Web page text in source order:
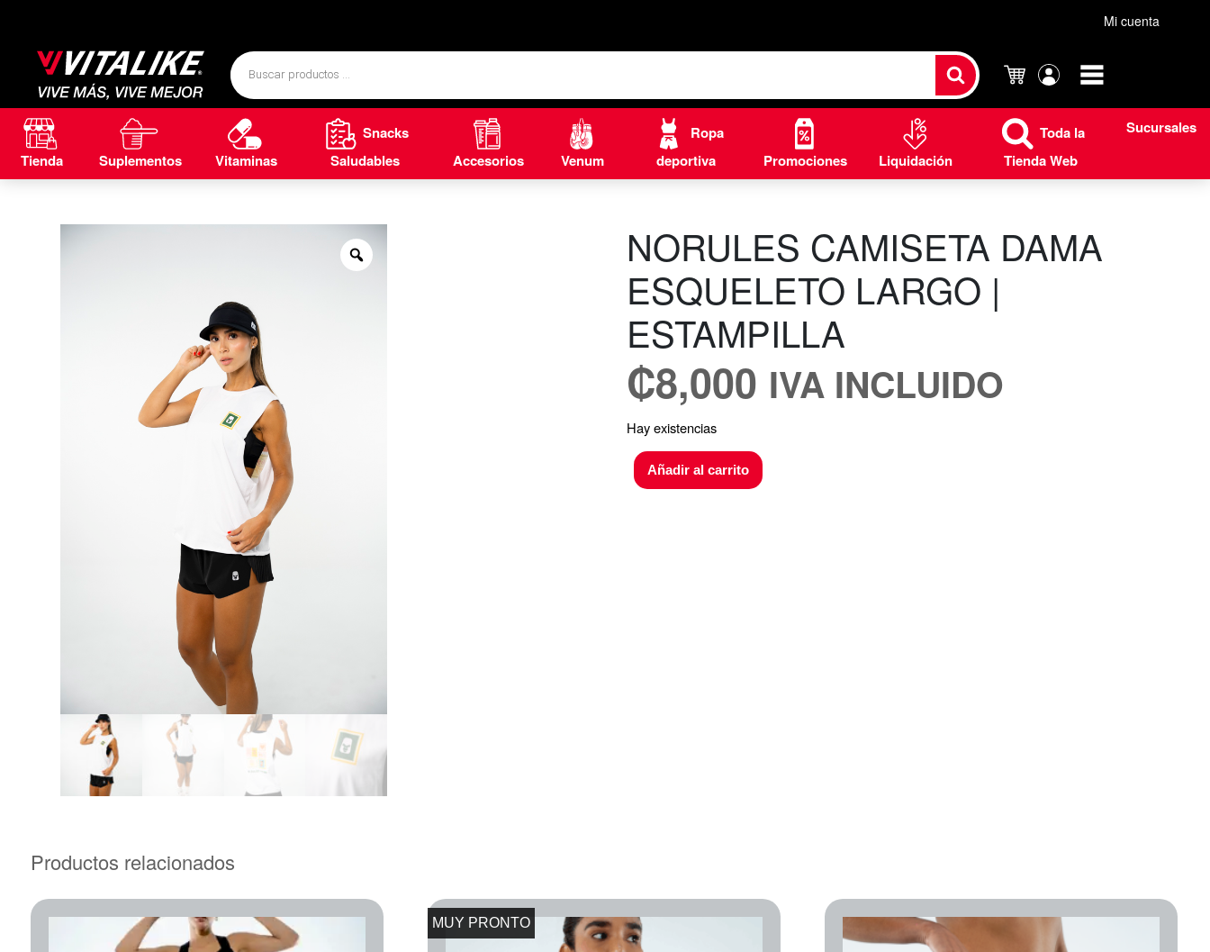
Mi cuenta
Carrito
cuenta
Tienda Suplementos Vitaminas
Snacks
Saludables
Accesorios Venum
Ropa
deportiva
Promociones Liquidación
Toda la
Tienda Web
Sucursales
NORULES CAMISETA DAMA
ESQUELETO LARGO |
ESTAMPILLA
₡8,000 IVA INCLUIDO
Hay existencias
Añadir al carrito
Productos relacionados
MUY PRONTO